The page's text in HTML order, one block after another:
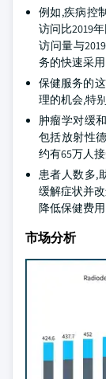
例如,疾病控
访问比2019
访问量与
务的快速采
保健服务的
理的机会,特
肿瘤学对缓
包括放射性
约有65万人
患者人数多,
缓解症状并
降低保健费用
市场分析